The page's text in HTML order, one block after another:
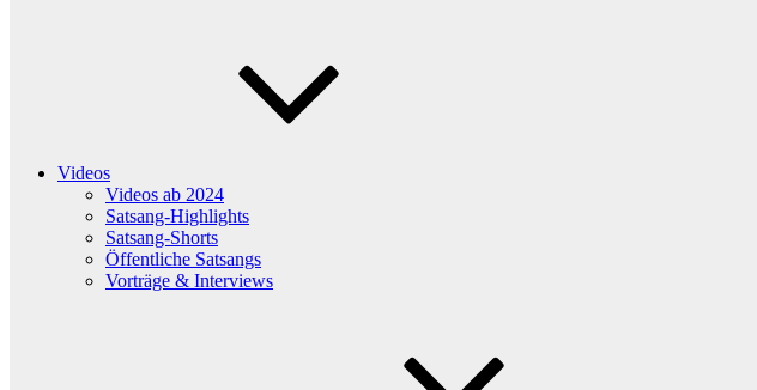
Videos
Videos ab 2024
Satsang-Highlights
Satsang-Shorts
Öffentliche Satsangs
Vorträge & Interviews